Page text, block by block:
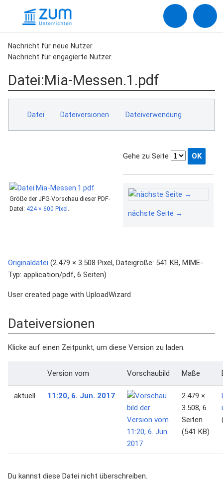
Nachricht für neue Nutzer.
Nachricht für engagierte Nutzer.
Datei:Mia-Messen.1.pdf
Datei Dateiversionen Dateiverwendung
Größe der JPG-Vorschau dieser PDF-
Datei: 424 × 600 Pixel .
Gehe zu Seite
nächste Seite →
Originaldatei (2.479 × 3.508 Pixel, Dateigröße: 541 KB, MIME-
Typ: application/pdf, 6 Seiten)
User created page with UploadWizard
Dateiversionen
Klicke auf einen Zeitpunkt, um diese Version zu laden.
Version vom Vorschaubild Maße
aktuell 11:20, 6. Jun. 2017
2.479 ×
3.508, 6
Seiten
(541 KB)
Du kannst diese Datei nicht überschreiben.